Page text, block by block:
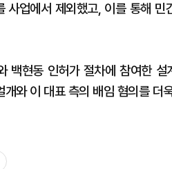
사업에서 제외했고, 이를 통해 민
백현동 인허가 절차에 참여한
와 이 대표 측의 배임 혐의를 더